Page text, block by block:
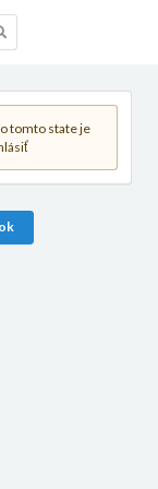
tomto state je